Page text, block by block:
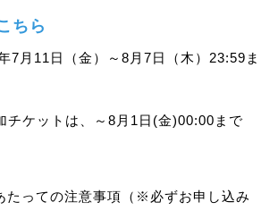
ちら
7月11日（金）～8月7日（木）23:59ま
チケットは、～8月1日(金)00:00まで
たっての注意事項（※必ずお申し込み